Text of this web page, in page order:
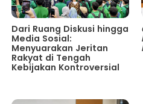
Dari Ruang Diskusi hingga
Media Sosial:
Menyuarakan Jeritan
Rakyat di Tengah
Kebijakan Kontroversial